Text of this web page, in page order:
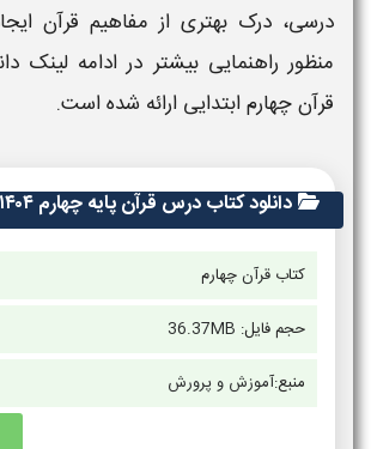
درسی، درک بهتری از مفاهیم قرآن
منظور راهنمایی بیشتر در ادامه لینک
قرآن چهارم ابتدایی ارائه شده است.
دانلود کتاب درس قرآن پایه چهارم ۱۴۰۴ - ۱۴۰۵
کتاب قرآنچهارم
حجم فایل: 36.37MB
منبع:آموزش و پرورش